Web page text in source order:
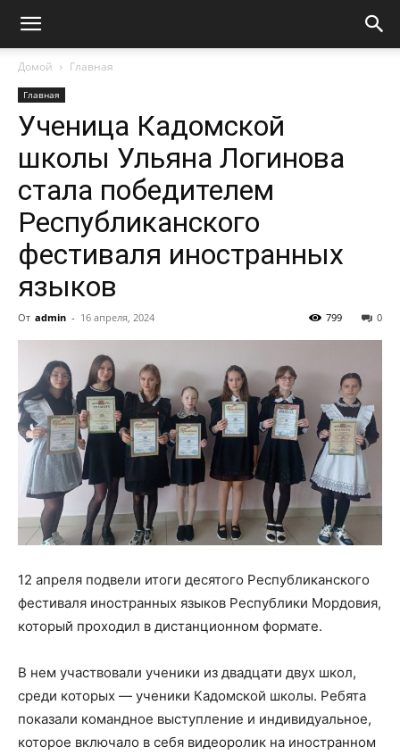
Домой Главная
Главная
Ученица Кадомской
школы Ульяна Логинова
стала победителем
Республиканского
фестиваля иностранных
языков
От admin - 16 апреля, 2024 0
799
12 апреля подвели итоги десятого Республиканского
фестиваля иностранных языков Республики Мордовия,
который проходил в дистанционном формате.
В нем участвовали ученики из двадцати двух школ,
среди которых — ученики Кадомской школы. Ребята
показали командное выступление и индивидуальное,
которое включало в себя видеоролик на иностранном